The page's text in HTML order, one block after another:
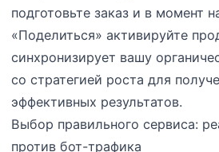
подготовьте заказ и в момент
«Поделиться» активируйте
синхронизирует вашу
со стратегией роста для
эффективных результатов.
Выбор правильного сервиса:
против бот-трафика